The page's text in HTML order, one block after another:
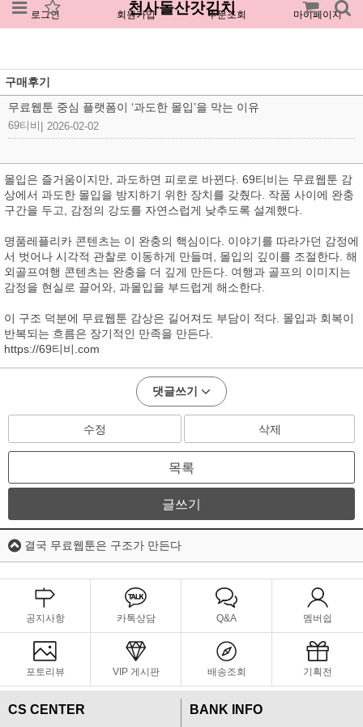
로그인 회원가입 주문조회 마이페이지
천사돌산갓김치
구매후기
무료웹툰 중심 플랫폼이 ‘과도한 몰입’을 막는 이유
69티비 2026-02-02
몰입은 즐거움이지만, 과도하면 피로로 바뀐다. 69티비는 무료웹툰 감
상에서 과도한 몰입을 방지하기 위한 장치를 갖췄다. 작품 사이에 완충
구간을 두고, 감정의 강도를 자연스럽게 낮추도록 설계했다.
명품레플리카 콘텐츠는 이 완충의 핵심이다. 이야기를 따라가던 감정에
서 벗어나 시각적 관찰로 이동하게 만들며, 몰입의 깊이를 조절한다. 해
외골프여행 콘텐츠는 완충을 더 깊게 만든다. 여행과 골프의 이미지는
감정을 현실로 끌어와, 과몰입을 부드럽게 해소한다.
이 구조 덕분에 무료웹툰 감상은 길어져도 부담이 적다. 몰입과 회복이
반복되는 흐름은 장기적인 만족을 만든다.
https://69티비.com
댓글쓰기
수정 삭제
목록
글쓰기
결국 무료웹툰은 구조가 만든다
공지사항 카톡상담 Q&A 멤버쉽
포토리뷰 VIP 게시판 배송조회 기획전
CS CENTER BANK INFO